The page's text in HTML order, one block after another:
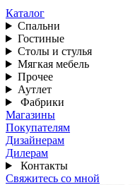
Каталог
Спальни
Гостиные
Столы и стулья
Мягкая мебель
Прочее
Аутлет
Фабрики
Магазины
Покупателям
Дизайнерам
Дилерам
Контакты
Свяжитесь со мной